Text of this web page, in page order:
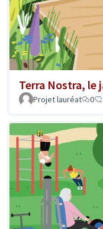
Terra Nostra, le
Projet lauréat 0